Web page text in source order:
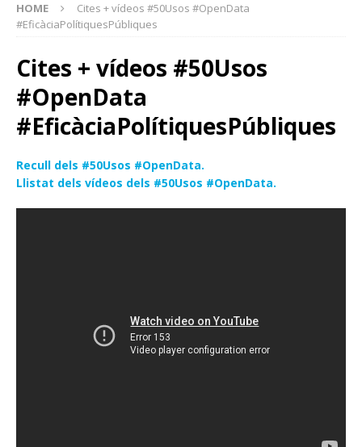
HOME
Cites + vídeos #50Usos #OpenData
#EficàciaPolítiquesPúbliques
Cites + vídeos #50Usos
#OpenData
#EficàciaPolítiquesPúbliques
Recull dels #50Usos #OpenData.
Llistat dels vídeos dels #50Usos #OpenData.